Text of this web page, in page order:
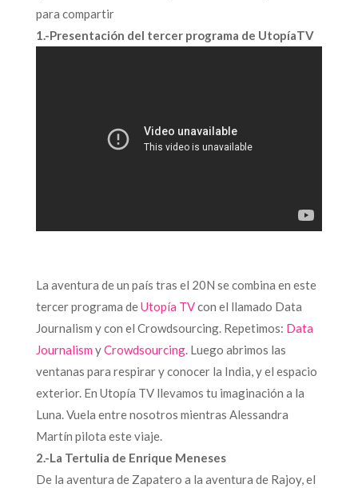
para compartir
1.-Presentación del tercer programa de UtopíaTV
La aventura de un país tras el 20N se combina en este
tercer programa deUtopía TVcon el llamado Data
Journalism y con el Crowdsourcing. Repetimos: Data
Journalism yCrowdsourcing. Luego abrimos las
ventanas para respirar y conocer la India, y el espacio
exterior. En Utopía TV llevamos tu imaginación a la
Luna. Vuela entre nosotros mientras Alessandra
Martín pilota este viaje.
2.-La Tertulia de Enrique Meneses
De la aventura de Zapatero a la aventura de Rajoy, el